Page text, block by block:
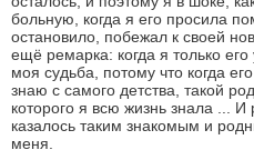
больную, когда я его просила
остановило, побежал к своей
ещё ремарка: когда я только
моя судьба, потому что когда
знаю с самого детства, такой
которого я всю жизнь знала ...
казалось таким знакомым и
меня.